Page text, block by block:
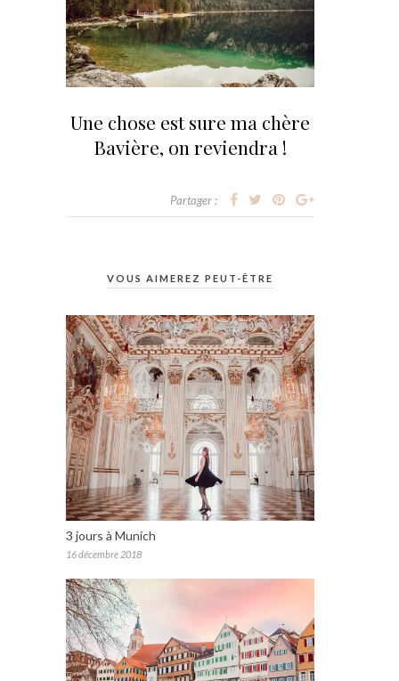
Une chose est sure ma chère
Bavière, on reviendra !
Partager :
VOUS AIMEREZ PEUT-ÊTRE
3 jours à Munich
16 décembre 2018